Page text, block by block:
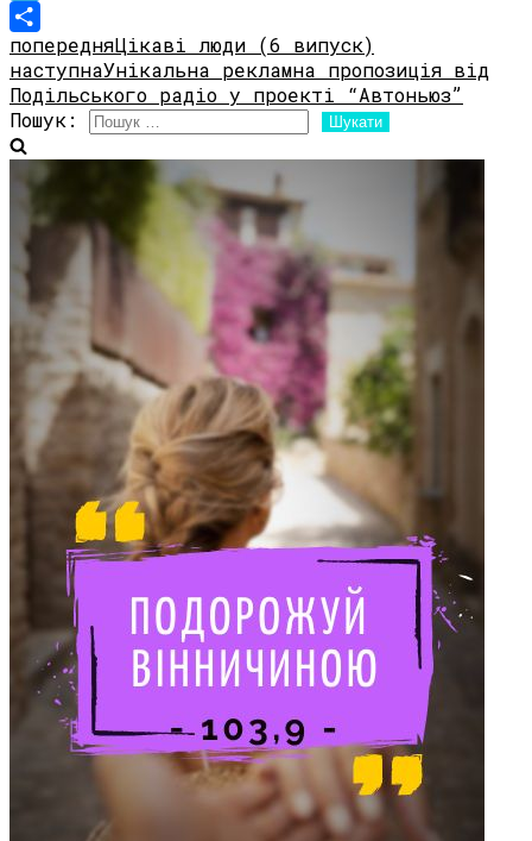
Telegram
Share
попередняЦікаві люди (6 випуск)
наступнаУнікальна рекламна пропозиція від
Подільського радіо у проекті “Автоньюз”
Пошук: